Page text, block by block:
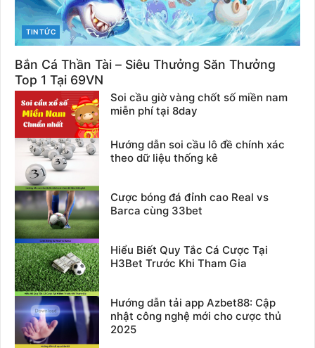
CATEGORIES
TIN TỨC
Bắn Cá Thần Tài – Siêu Thưởng Săn Thưởng
Top 1 Tại 69VN
Soi cầu giờ vàng chốt số miền nam
miễn phí tại 8day
Hướng dẫn soi cầu lô đề chính xác
theo dữ liệu thống kê
Cược bóng đá đỉnh cao Real vs
Barca cùng 33bet
Hiểu Biết Quy Tắc Cá Cược Tại
H3Bet Trước Khi Tham Gia
Hướng dẫn tải app Azbet88: Cập
nhật công nghệ mới cho cược thủ
2025